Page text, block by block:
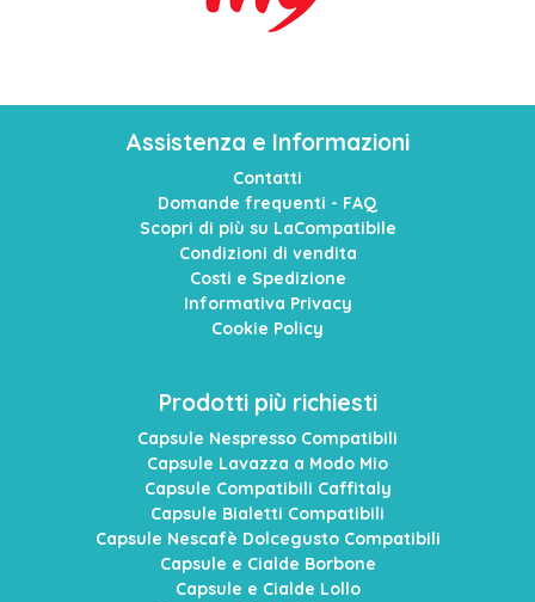
Assistenza e Informazioni
Contatti
Domande frequenti - FAQ
Scopri di più su LaCompatibile
Condizioni di vendita
Costi e Spedizione
Informativa Privacy
Cookie Policy
Prodotti più richiesti
Capsule Nespresso Compatibili
Capsule Lavazza a Modo Mio
Capsule Compatibili Caffitaly
Capsule Bialetti Compatibili
Capsule Nescafè Dolcegusto Compatibili
Capsule e Cialde Borbone
Capsule e Cialde Lollo